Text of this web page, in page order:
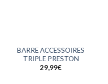
BARRE ACCESSOIRES
TRIPLE PRESTON
29,99€